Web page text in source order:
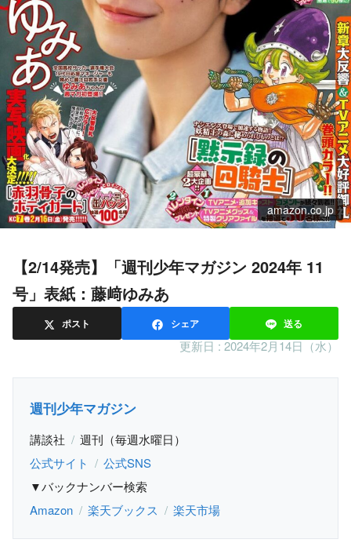
amazon.co.jp
【2/14発売】「週刊少年マガジン 2024年 11
号」表紙：藤﨑ゆみあ
ポスト シェア 送る
更新日 : 2024年2月14日（水）
週刊少年マガジン
講談社
週刊（毎週水曜日）
公式サイト
公式SNS
▼バックナンバー検索
Amazon
楽天ブックス 楽天市場